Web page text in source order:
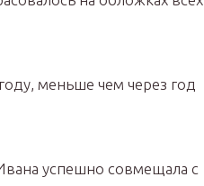
меньше чем через год
успешно совмещала с